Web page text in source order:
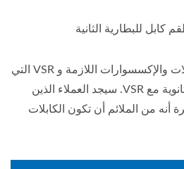
للبطارية الثانية
يوفر هذا الطقم جميع الكابلات والإكسسوارات اللازمة و VSR التي
تحتاجها لتركيب البطارية الثانوية مع VSR. سيجد العملاء الذين
أنه من الملائم أن تكون الكابلات